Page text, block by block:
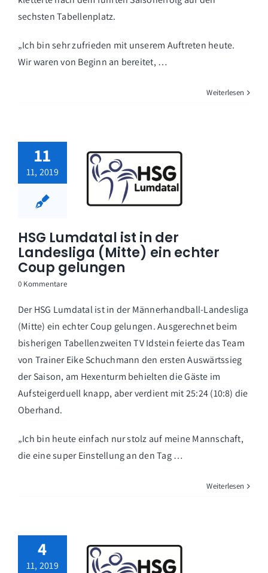
sechsten Tabellenplatz.
„Ich bin sehr zufrieden mit unserem Auftreten heute.
Wir waren von Beginn an bereitet, …
Weiterlesen
11
11, 2019
HSG Lumdatal ist in der
Landesliga (Mitte) ein echter
Coup gelungen
0 Kommentare
Der HSG Lumdatal ist in der Männerhandball-Landesliga
(Mitte) ein echter Coup gelungen. Ausgerechnet beim
bisherigen Tabellenzweiten TV Idstein feierte das Team
von Trainer Eike Schuchmann den ersten Auswärtssieg
der Saison, am Hexenturm behielten die Gäste im
Aufsteigerduell knapp, aber verdient mit 25:24 (10:8) die
Oberhand.
„Ich bin heute einfach nur stolz auf meine Mannschaft,
die eine super Einstellung an den Tag …
Weiterlesen
4
11, 2019